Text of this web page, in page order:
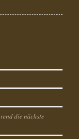
die nächste